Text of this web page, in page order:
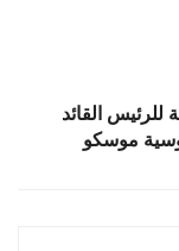
للرئيس القائد
موسكو